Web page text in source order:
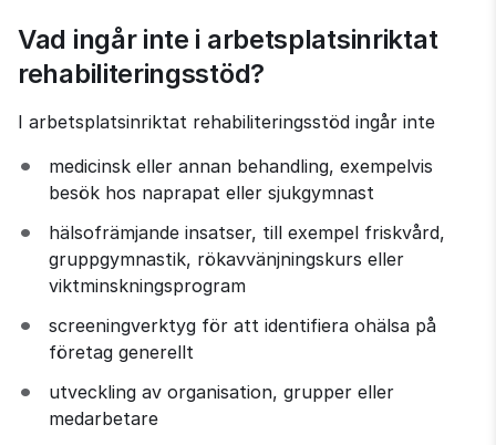
Vad ingår inte i arbetsplatsinriktat
rehabiliteringsstöd?
I arbetsplatsinriktat rehabiliteringsstöd ingår inte
medicinsk eller annan behandling, exempelvis
besök hos naprapat eller sjukgymnast
hälsofrämjande insatser, till exempel friskvård,
gruppgymnastik, rökavvänjningskurs eller
viktminskningsprogram
screeningverktyg för att identifiera ohälsa på
företag generellt
utveckling av organisation, grupper eller
medarbetare